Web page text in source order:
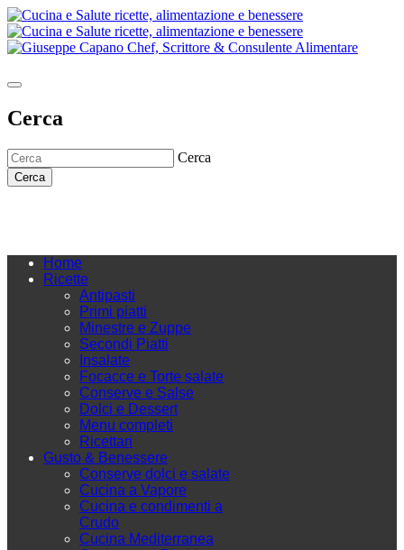
Cerca
Cerca
Cerca
Home
Ricette
Antipasti
Primi piatti
Minestre e Zuppe
Secondi Piatti
Insalate
Focacce e Torte salate
Conserve e Salse
Dolci e Dessert
Menu completi
Ricettari
Gusto & Benessere
Conserve dolci e salate
Cucina a Vapore
Cucina e condimenti a
Crudo
Cucina Mediterranea